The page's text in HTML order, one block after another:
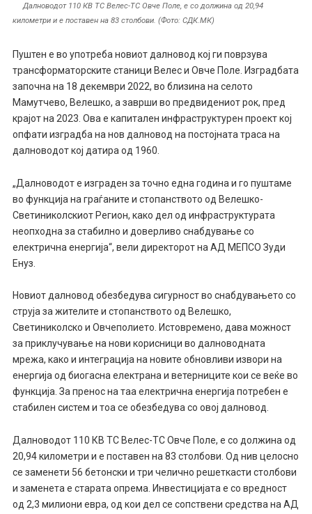
Далноводот 110 КВ ТС Велес-ТС Овче Поле, е со должина од 20,94
километри и е поставен на 83 столбови. (Фото: СДК.МК)
Пуштен е во употреба новиот далновод кој ги поврзува
трансформаторските станици Велес и Овче Поле. Изградбата
започна на 18 декември 2022, во близина на селото
Мамутчево, Велешко, а заврши во предвидениот рок, пред
крајот на 2023. Ова е капитален инфраструктурен проект кој
опфати изградба на нов далновод на постојната траса на
далноводот кој датира од 1960.
„Далноводот е изграден за точно една година и го пуштаме
во функција на граѓаните и стопанството од Велешко-
Светиниколскиот Регион, како дел од инфраструктурата
неопходна за стабилно и доверливо снабдување со
електрична енергија“, вели директорот на АД МЕПСО Зуди
Енуз.
Новиот далновод обезбедува сигурност во снабдувањето со
струја за жителите и стопанството од Велешко,
Светиниколско и Овчеполието. Истовремено, дава можност
за приклучување на нови корисници во далноводната
мрежа, како и интеграција на новите обновливи извори на
енергија од биогасна електрана и ветерниците кои се веќе во
функција. За пренос на таа електрична енергија потребен е
стабилен систем и тоа се обезбедува со овој далновод.
Далноводот 110 КВ ТС Велес-ТС Овче Поле, е со должина од
20,94 километри и е поставен на 83 столбови. Од нив целосно
се заменети 56 бетонски и три челично решеткасти столбови
и заменета е старата опрема. Инвестицијата е со вредност
од 2,3 милиони евра, од кои дел се сопствени средства на АД